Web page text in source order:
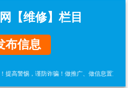
【维修】栏目
布信息
高警惕，谨防诈骗！做推广、做信息置顶！